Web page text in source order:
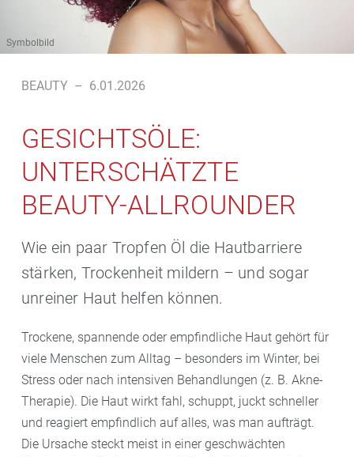
Symbolbild
BEAUTY – 6.01.2026
GESICHTSÖLE:
UNTERSCHÄTZTE
BEAUTY-ALLROUNDER
Wie ein paar Tropfen Öl die Hautbarriere
stärken, Trockenheit mildern – und sogar
unreiner Haut helfen können.
Trockene, spannende oder empfindliche Haut gehört für
viele Menschen zum Alltag – besonders im Winter, bei
Stress oder nach intensiven Behandlungen (z. B. Akne-
Therapie). Die Haut wirkt fahl, schuppt, juckt schneller
und reagiert empfindlich auf alles, was man aufträgt.
Die Ursache steckt meist in einer geschwächten